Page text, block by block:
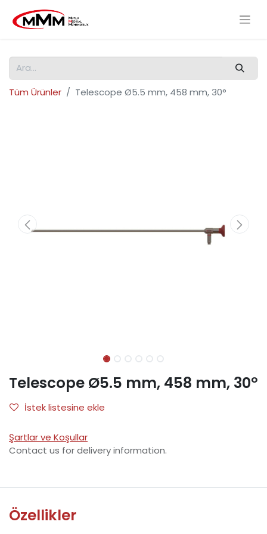
Tüm Ürünler Telescope Ø5.5 mm, 458 mm, 30°
Telescope Ø5.5 mm, 458 mm, 30°
İstek listesine ekle
Şartlar ve Koşullar
Contact us for delivery information.
Özellikler